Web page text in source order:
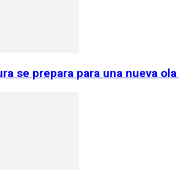
se prepara para una nueva